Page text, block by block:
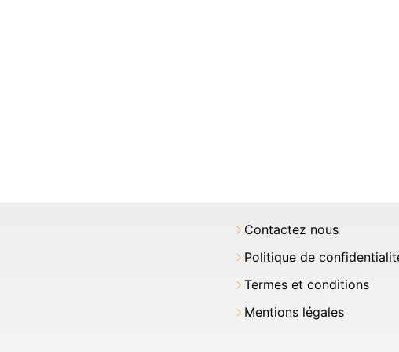
Contactez nous
Politique de
Termes et conditions
Mentions légales